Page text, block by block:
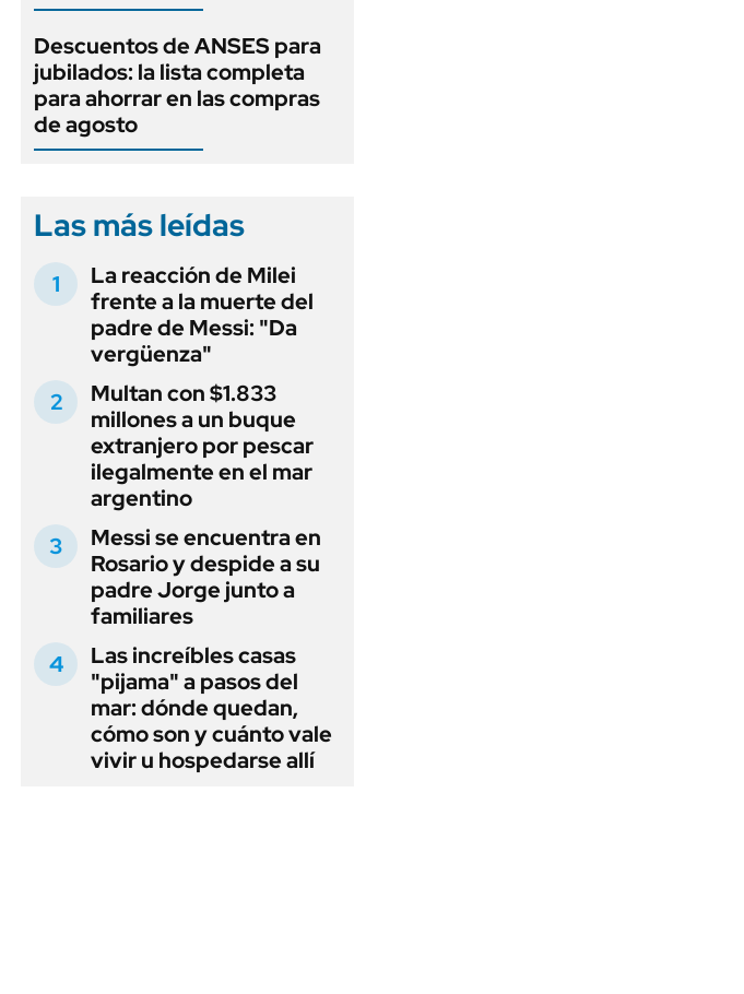
Descuentos de ANSES para
jubilados: la lista completa
para ahorrar en las compras
de agosto
Las más leídas
La reacción de Milei
frente a la muerte del
padre de Messi: "Da
vergüenza"
Multan con $1.833
millones a un buque
extranjero por pescar
ilegalmente en el mar
argentino
Messi se encuentra en
Rosario y despide a su
padre Jorge junto a
familiares
Las increíbles casas
"pijama" a pasos del
mar: dónde quedan,
cómo son y cuánto vale
vivir u hospedarse allí